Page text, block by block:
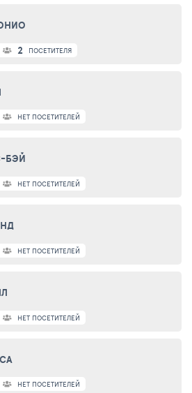
2 ПОСЕТИТЕЛЯ
НЕТ ПОСЕТИТЕЛЕЙ
БЭЙ
НЕТ ПОСЕТИТЕЛЕЙ
НЕТ ПОСЕТИТЕЛЕЙ
НЕТ ПОСЕТИТЕЛЕЙ
НЕТ ПОСЕТИТЕЛЕЙ